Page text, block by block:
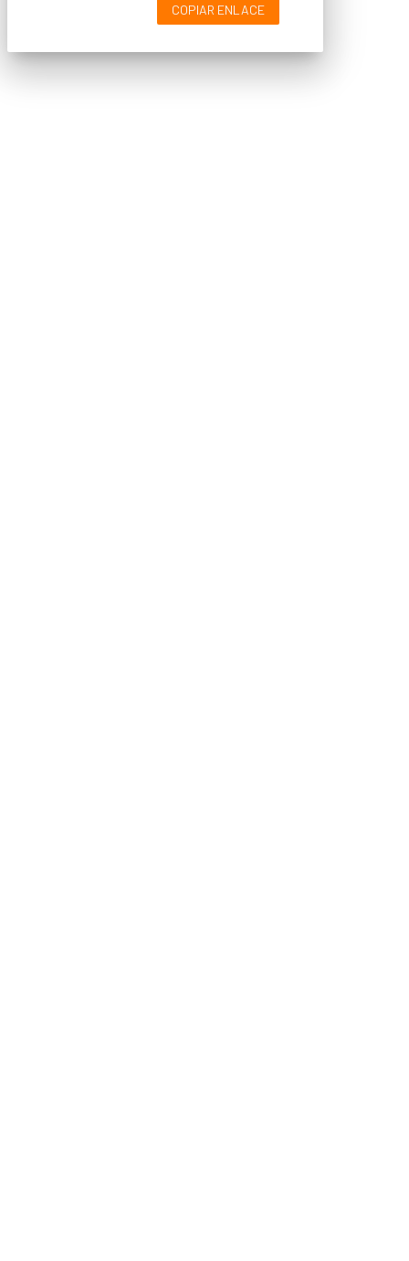
COPIAR ENLACE